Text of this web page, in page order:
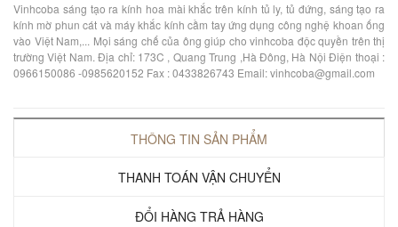
Vinhcoba sáng tạo ra kính hoa mài khắc trên kính tủ ly, tủ đứng, sáng tạo ra
kính mờ phun cát và máy khắc kính cầm tay ứng dụng công nghệ khoan ống
vào Việt Nam,... Mọi sáng chế của ông giúp cho vinhcoba độc quyền trên thị
trường Việt Nam. Địa chỉ: 173C , Quang Trung ,Hà Đông, Hà Nội Điện thoại :
0966150086 -0985620152 Fax : 0433826743 Email: vinhcoba@gmail.com
THÔNG TIN SẢN PHẨM
THANH TOÁN VẬN CHUYỂN
ĐỔI HÀNG TRẢ HÀNG